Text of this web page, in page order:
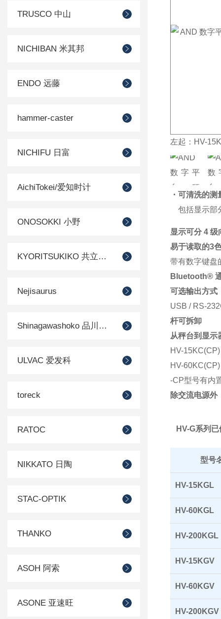
TRUSCO 中山
NICHIBAN 米其邦
ENDO 远藤
hammer-caster
NICHIFU 日富
AichiTokei/爱知时计
ONOSOKKI 小野
KYORITSUKIKO 共立机巧
Nejisaurus
Shinagawashoko 品川商工
ULVAC 爱发科
toreck
RATOC
NIKKATO 日陶
STAC-OPTIK
THANKO
ASOH 阿索
ASONE 亚速旺
左起：HV-
・可清洗的
包括显示部
显示可分 4 级
易于读取的3
带有数字键盘
Bluetooth®
可选输出方式
USB / RS-
杆可拆卸
从秤台到显示
HV-
HV-
-CP型号有内
除交流电源外
HV-G系列
型号
HV-15KGL
HV-60KGL
HV-200KGL
HV-15KGV
HV-60KGV
HV-200KGV